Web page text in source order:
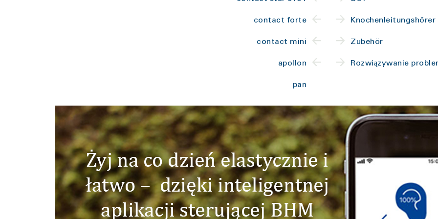
contact forte
contact mini
apollon
pan
Knochenleitungshörer
Zubehör
Rozwiązywanie